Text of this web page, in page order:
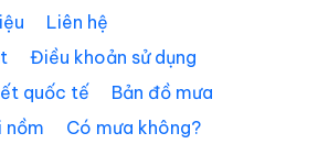
Liên hệ
Điều khoản sử dụng
quốc tế
Bản đồ mưa
nồm Có mưa không?